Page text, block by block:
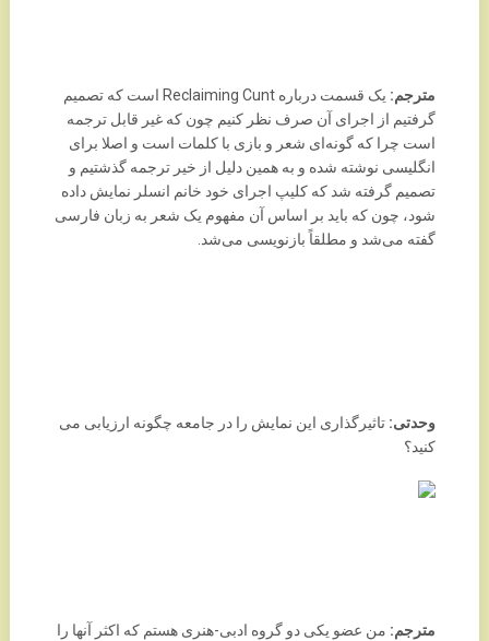
مترجم:
یک قسمت درباره Reclaiming Cunt است که تصمیم
گرفتیم از اجرای آن صرف نظر کنیم چون که غیر قابل ترجمه
است چرا که گونه‌ای شعر و بازی با کلمات است و اصلا برای
انگلیسی نوشته شده و به همین دلیل از خیر ترجمه گذشتیم و
تصمیم گرفته شد که کلیپ اجرای خود خانم انسلر نمایش داده
شود، چون که باید بر اساس آن مفهوم یک شعر به زبان فارسی
گفته می‌شد و مطلقاً بازنویسی می‌شد.
وحدتی: تاثیرگذاری این نمایش را در جامعه چگونه ارزیابی می
کنید؟
مترجم: من عضو یکی دو گروه ادبی-هنری هستم که اکثر آنها را